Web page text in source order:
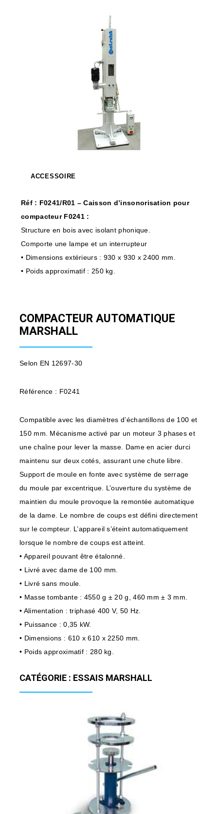
ACCESSOIRE
Réf : F0241/R01 – Caisson d’insonorisation pour
compacteur F0241 :
Structure en bois avec isolant phonique.
Comporte une lampe et un interrupteur
• Dimensions extérieurs : 930 x 930 x 2400 mm.
• Poids approximatif : 250 kg.
COMPACTEUR AUTOMATIQUE
MARSHALL
Selon EN 12697-30
Référence : F0241
Compatible avec les diamètres d’échantillons de 100 et
150 mm. Mécanisme activé par un moteur 3 phases et
une chaîne pour lever la masse. Dame en acier durci
maintenu sur deux cotés, assurant une chute libre.
Support de moule en fonte avec système de serrage
du moule par excentrique. L’ouverture du système de
maintien du moule provoque la remontée automatique
de la dame. Le nombre de coups est défini directement
sur le compteur. L’appareil s’éteint automatiquement
lorsque le nombre de coups est atteint.
• Appareil pouvant être étalonné.
• Livré avec dame de 100 mm.
• Livré sans moule.
• Masse tombante : 4550 g ± 20 g, 460 mm ± 3 mm.
• Alimentation : triphasé 400 V, 50 Hz.
• Puissance : 0,35 kW.
• Dimensions : 610 x 610 x 2250 mm.
• Poids approximatif : 280 kg.
CATÉGORIE : ESSAIS MARSHALL